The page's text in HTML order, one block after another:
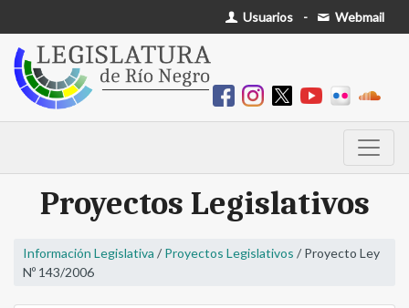
Usuarios - Webmail
Proyectos Legislativos
Información Legislativa / Proyectos Legislativos / Proyecto Ley
Nº 143/2006